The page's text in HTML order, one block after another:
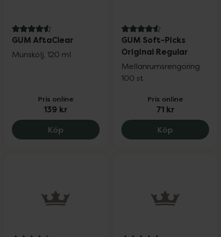
4.6 av 5 i omdöme
GUM AftaClear
Munskölj. 120 ml
Pris online
139 kr
Köp GUM AftaClear, 139 kr.
4.6 av 5 i omdöme
GUM Soft-Picks
Original Regular
Mellanrumsrengöring
100 st
Pris online
71 kr
Köp GUM Soft-